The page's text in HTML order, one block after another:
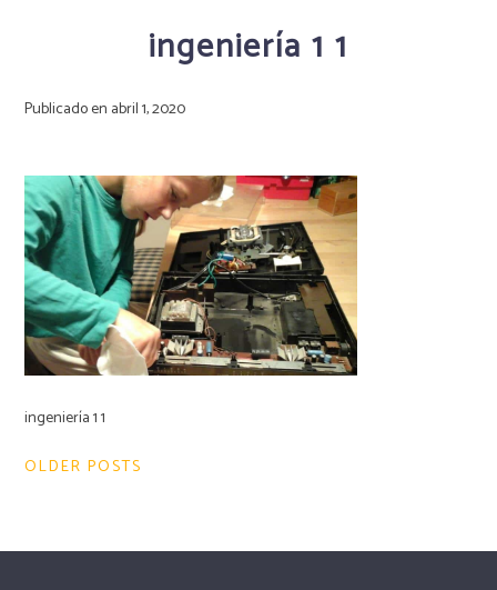
ingeniería 1 1
Publicado en abril 1, 2020
ingeniería 1 1
Navegación
OLDER POSTS